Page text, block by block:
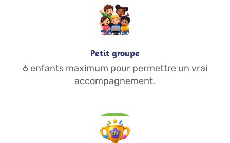
Petit groupe
6 enfants maximum pour permettre un vrai
accompagnement.